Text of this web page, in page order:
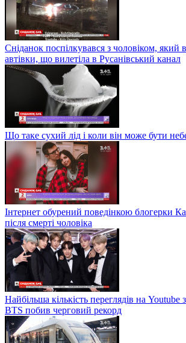
Сніданок поспілкувався з чоловіком, який
автівки, що вилетіла в Русанівський канал
Що таке сухий лід і коли він може бути
Інтернет обурений поведінкою блогерки
після смерті чоловіка
Найбільша кількість переглядів на Youtube
BTS побив черговий рекорд